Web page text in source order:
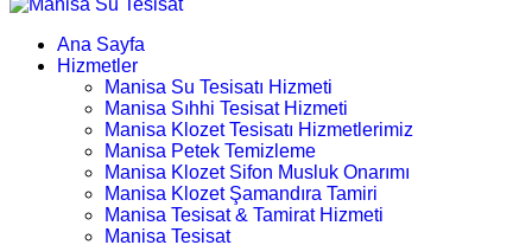
Ana Sayfa
Hizmetler
Manisa Su Tesisatı Hizmeti
Manisa Sıhhi Tesisat Hizmeti
Manisa Klozet Tesisatı Hizmetlerimiz
Manisa Petek Temizleme
Manisa Klozet Sifon Musluk Onarımı
Manisa Klozet Şamandıra Tamiri
Manisa Tesisat & Tamirat Hizmeti
Manisa Tesisat